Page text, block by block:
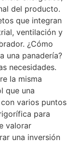
del producto.
que integran
ventilación y
¿Cómo
una panadería?
necesidades.
la misma
que una
varios puntos
para
valorar
una inversión